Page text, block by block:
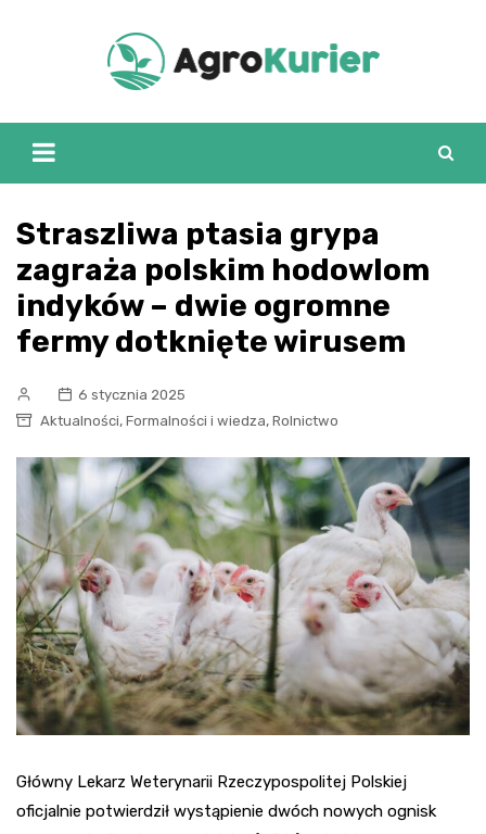
Straszliwa ptasia grypa
zagraża polskim hodowlom
indyków – dwie ogromne
fermy dotknięte wirusem
6 stycznia 2025
Aktualności, Formalności i wiedza, Rolnictwo
Główny Lekarz Weterynarii Rzeczypospolitej Polskiej
oficjalnie potwierdził wystąpienie dwóch nowych ognisk